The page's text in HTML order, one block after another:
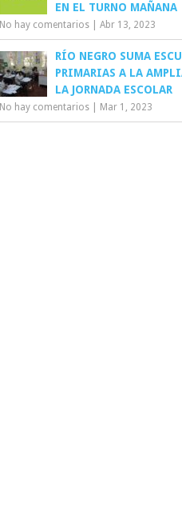
EN EL TURNO MAÑANA
No hay comentarios Abr 13, 2023
RÍO NEGRO SUMA
PRIMARIAS A LA
LA JORNADA ESCOLAR
No hay comentarios Mar 1, 2023